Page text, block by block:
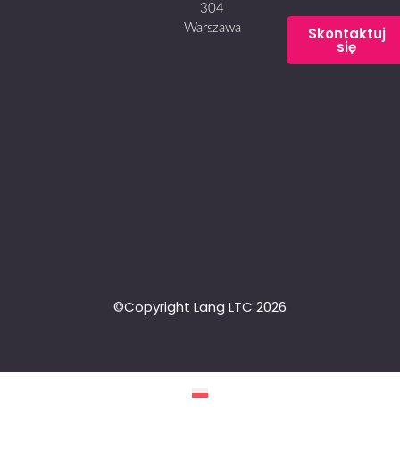
304
Warszawa
Skontaktuj
się
©Copyright Lang LTC 2026